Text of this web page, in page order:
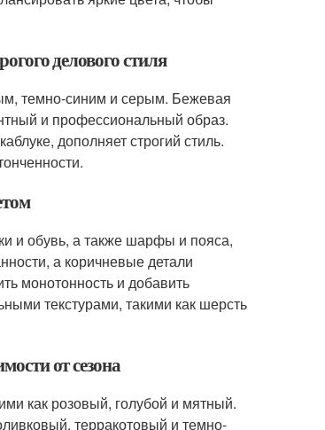
делового стиля
темно-синим и серым. Бежевая
и профессиональный образ.
дополняет строгий стиль.
и обувь, а также шарфы и пояса,
а коричневые детали
монотонность и добавить
текстурами, такими как шерсть
от сезона
как розовый, голубой и мятный.
терракотовый и темно-